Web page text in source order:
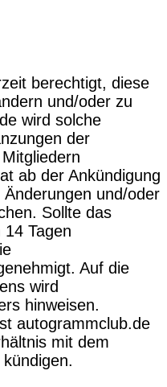
berechtigt, diese
und/oder zu
wird solche
der
ab der Ankündigung
und/oder
Sollte das
Tagen
Auf die
wird
hinweisen.
autogrammclub.de
mit dem